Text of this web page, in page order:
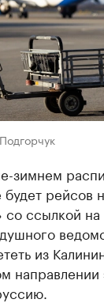
зимнем
рейсов
ссылкой на
из